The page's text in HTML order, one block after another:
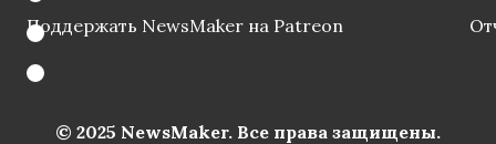
Поддержать NewsMaker на Patreon
© 2025 NewsMaker. Все права защищены.